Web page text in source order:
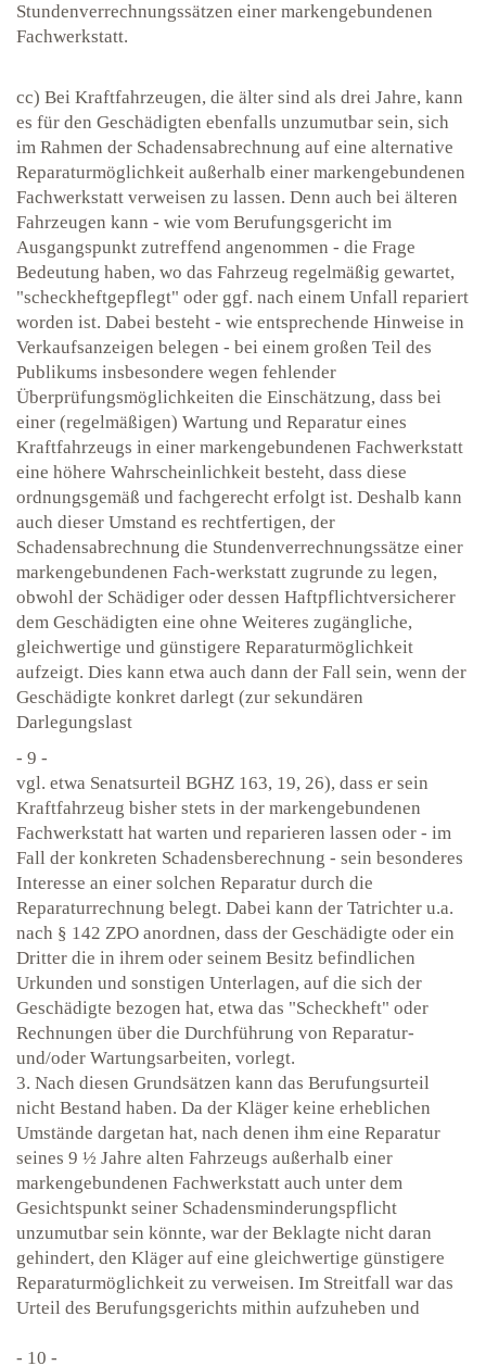
Stundenverrechnungssätzen einer markengebundenen
Fachwerkstatt.
cc) Bei Kraftfahrzeugen, die älter sind als drei Jahre, kann
es für den Geschädigten ebenfalls unzumutbar sein, sich
im Rahmen der Schadensabrechnung auf eine alternative
Reparaturmöglichkeit außerhalb einer markengebundenen
Fachwerkstatt verweisen zu lassen. Denn auch bei älteren
Fahrzeugen kann - wie vom Berufungsgericht im
Ausgangspunkt zutreffend angenommen - die Frage
Bedeutung haben, wo das Fahrzeug regelmäßig gewartet,
"scheckheftgepflegt" oder ggf. nach einem Unfall repariert
worden ist. Dabei besteht - wie entsprechende Hinweise in
Verkaufsanzeigen belegen - bei einem großen Teil des
Publikums insbesondere wegen fehlender
Überprüfungsmöglichkeiten die Einschätzung, dass bei
einer (regelmäßigen) Wartung und Reparatur eines
Kraftfahrzeugs in einer markengebundenen Fachwerkstatt
eine höhere Wahrscheinlichkeit besteht, dass diese
ordnungsgemäß und fachgerecht erfolgt ist. Deshalb kann
auch dieser Umstand es rechtfertigen, der
Schadensabrechnung die Stundenverrechnungssätze einer
markengebundenen Fach-werkstatt zugrunde zu legen,
obwohl der Schädiger oder dessen Haftpflichtversicherer
dem Geschädigten eine ohne Weiteres zugängliche,
gleichwertige und günstigere Reparaturmöglichkeit
aufzeigt. Dies kann etwa auch dann der Fall sein, wenn der
Geschädigte konkret darlegt (zur sekundären
Darlegungslast
- 9 -
vgl. etwa Senatsurteil BGHZ 163, 19, 26), dass er sein
Kraftfahrzeug bisher stets in der markengebundenen
Fachwerkstatt hat warten und reparieren lassen oder - im
Fall der konkreten Schadensberechnung - sein besonderes
Interesse an einer solchen Reparatur durch die
Reparaturrechnung belegt. Dabei kann der Tatrichter u.a.
nach § 142 ZPO anordnen, dass der Geschädigte oder ein
Dritter die in ihrem oder seinem Besitz befindlichen
Urkunden und sonstigen Unterlagen, auf die sich der
Geschädigte bezogen hat, etwa das "Scheckheft" oder
Rechnungen über die Durchführung von Reparatur-
und/oder Wartungsarbeiten, vorlegt.
3. Nach diesen Grundsätzen kann das Berufungsurteil
nicht Bestand haben. Da der Kläger keine erheblichen
Umstände dargetan hat, nach denen ihm eine Reparatur
seines 9 ½ Jahre alten Fahrzeugs außerhalb einer
markengebundenen Fachwerkstatt auch unter dem
Gesichtspunkt seiner Schadensminderungspflicht
unzumutbar sein könnte, war der Beklagte nicht daran
gehindert, den Kläger auf eine gleichwertige günstigere
Reparaturmöglichkeit zu verweisen. Im Streitfall war das
Urteil des Berufungsgerichts mithin aufzuheben und
- 10 -